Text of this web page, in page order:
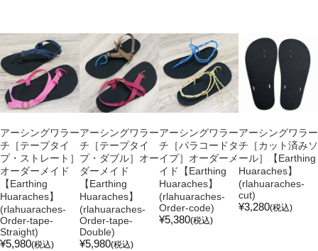
アーシングワラー
チ［テープタイ
プ・ストレート］
オーダーメイド
【Earthing
Huaraches】
(rlahuaraches-
Order-tape-
Straight)
¥5,980(税込)
アーシングワラー
チ［テープタイ
プ・ダブル］オー
ダーメイド
【Earthing
Huaraches】
(rlahuaraches-
Order-tape-
Double)
¥5,980(税込)
アーシングワラー
チ［パラコードタ
イプ］オーダーメ
イド【Earthing
Huaraches】
(rlahuaraches-
Order-code)
¥5,380(税込)
アーシングワラー
チ［カット済みソ
ール］【Earthing
Huaraches】
(rlahuaraches-
cut)
¥3,280(税込)